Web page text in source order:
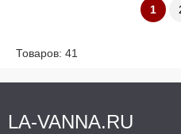
1
Товаров: 41
LA-VANNA.RU